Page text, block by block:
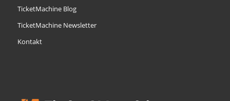
TicketMachine Blog
TicketMachine Newsletter
Kontakt